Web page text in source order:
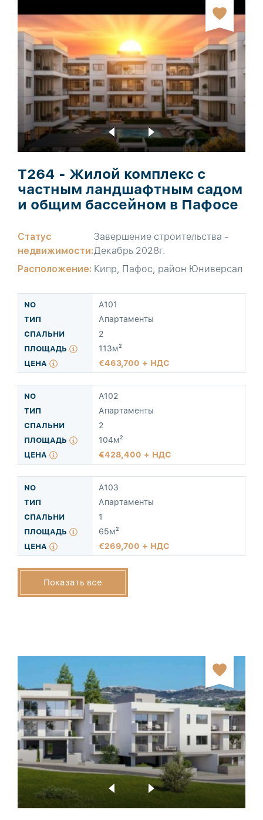
T264 - Жилой комплекс с
частным ландшафтным садом
и общим бассейном в Пафосе
Статус
недвижимости:
Завершение строительства -
Декабрь 2028г.
Расположение: Кипр, Пафос, район Юниверсал
A101
Апартаменты
2
113м²
463,700 + НДС